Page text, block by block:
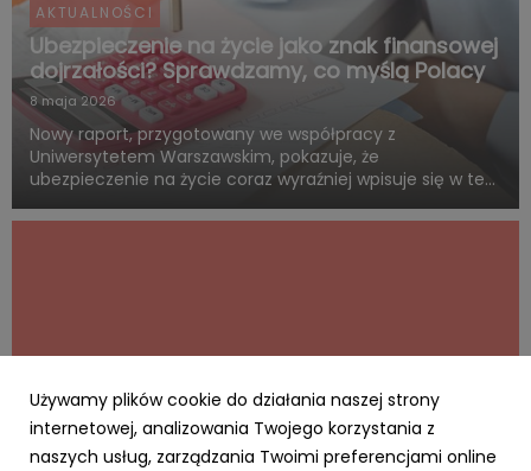
AKTUALNOŚCI
Ubezpieczenie na życie jako znak finansowej
dojrzałości? Sprawdzamy, co myślą Polacy
8 maja 2026
Nowy raport, przygotowany we współpracy z
Uniwersytetem Warszawskim, pokazuje, że
ubezpieczenie na życie coraz wyraźniej wpisuje się w ten
odpowiedzialność i rozsądne planowanie przyszłości.
Używamy plików cookie do działania naszej strony
internetowej, analizowania Twojego korzystania z
naszych usług, zarządzania Twoimi preferencjami online